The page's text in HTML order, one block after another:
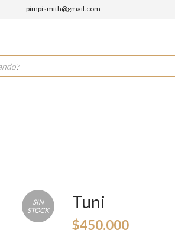
pimpismith@gmail.com
SIN
STOCK
Tuni
$450.000